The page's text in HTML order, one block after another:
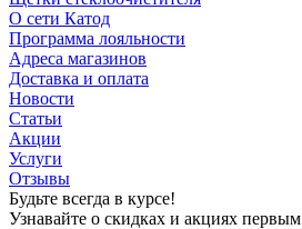
О сети Катод
Программа лояльности
Адреса магазинов
Доставка и оплата
Новости
Статьи
Акции
Услуги
Отзывы
Будьте всегда в курсе!
Узнавайте о скидках и акциях первым